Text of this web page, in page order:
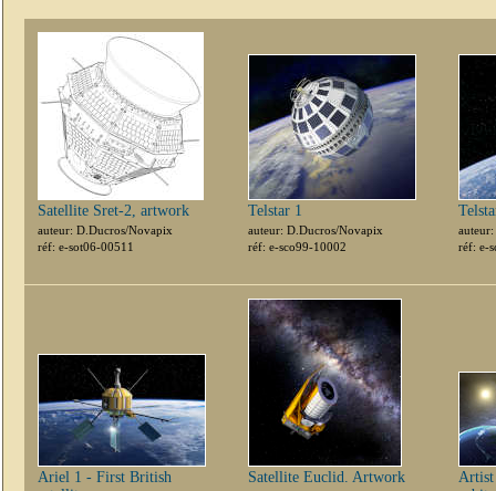
Satellite Sret-2, artwork
auteur: D.Ducros/Novapix
réf: e-sot06-00511
Telstar 1
auteur: D.Ducros/Novapix
réf: e-sco99-10002
réf: e-
Ariel 1 - First British
Satellite Euclid. Artwork
Artist